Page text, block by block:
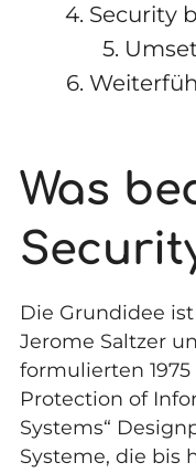
4. Security
5.
6.
Was
Die Grundidee
Jerome Saltzer
formulierten
Protection of
Systems“
Systeme, die bis